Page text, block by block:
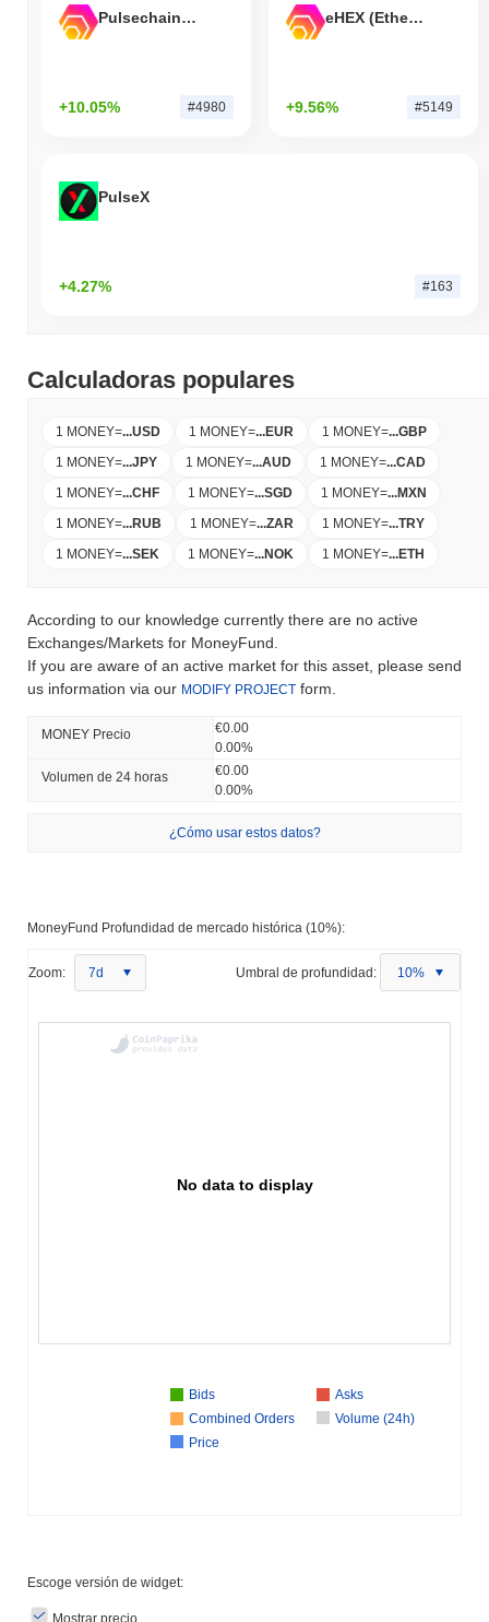
Pulsechain Bridged HEX (Pulsechain)
+10.05% #4980
eHEX (Ethereum)
+9.56% #5149
PulseX
+4.27% #163
Calculadoras populares
1 MONEY=...USD 1 MONEY=...EUR 1 MONEY=...GBP
1 MONEY=...JPY 1 MONEY=...AUD 1 MONEY=...CAD
1 MONEY=...CHF 1 MONEY=...SGD 1 MONEY=...MXN
1 MONEY=...RUB 1 MONEY=...ZAR 1 MONEY=...TRY
1 MONEY=...SEK 1 MONEY=...NOK 1 MONEY=...ETH
According to our knowledge currently there are no active
Exchanges/Markets for MoneyFund.
If you are aware of an active market for this asset, please send
us information via our MODIFY PROJECT form.
MONEY Precio
€0.00
0.00%
Volumen de 24 horas
€0.00
0.00%
¿Cómo usar estos datos?
MoneyFund Profundidad de mercado histórica (10%):
Zoom: 7d Umbral de profundidad: 10%
No data to display
Bids
Asks
Combined Orders
Volume (24h)
Price
Escoge versión de widget:
Mostrar precio